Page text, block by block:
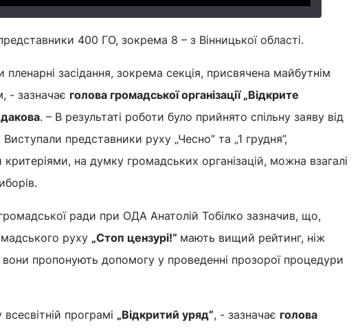
400 ГО, зокрема 8 – з Вінницької області.
засідання, зокрема секція, присвячена майбутнім
- зазначає голова громадської організації „Відкрите
. – В результаті роботи було прийнято спільну заяву від
представники руху „Чесно” та „1 грудня”,
на думку громадських організацій, можна взагалі
ради при ОДА Анатолій Тобілко зазначив, що,
руху „Стоп цензурі!” мають вищий рейтинг, ніж
вони пропонують допомогу у проведенні прозорої процедури
програмі „Відкритий уряд”, - зазначає голова